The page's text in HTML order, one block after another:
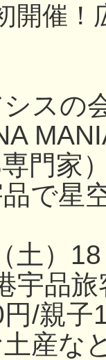
開催
スの
門家
で星
）18
品旅
/親子
産な